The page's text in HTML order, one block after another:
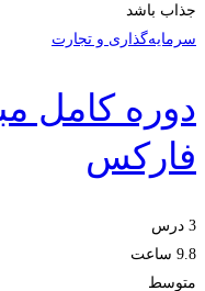
جذاب باشد
سرمایه‌گذاری و تجارت
دوره کامل
فارکس
3 درس
9.8 ساعت
متوسط